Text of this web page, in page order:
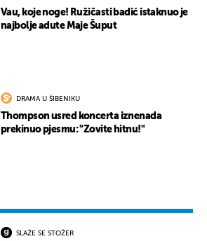
Vau, koje noge! Ružičasti badić istaknuo je
najbolje adute Maje Šuput
DRAMA U ŠIBENIKU
Thompson usred koncerta iznenada
prekinuo pjesmu: "Zovite hitnu!"
SLAŽE SE STOŽER